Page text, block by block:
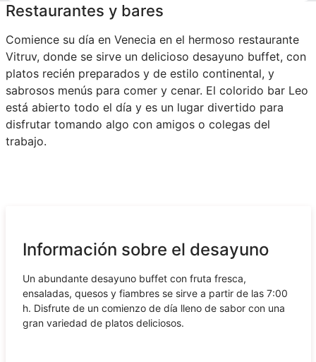
Restaurantes y bares
Comience su día en Venecia en el hermoso restaurante
Vitruv, donde se sirve un delicioso desayuno buffet, con
platos recién preparados y de estilo continental, y
sabrosos menús para comer y cenar. El colorido bar Leo
está abierto todo el día y es un lugar divertido para
disfrutar tomando algo con amigos o colegas del
trabajo.
Información sobre el desayuno
Un abundante desayuno buffet con fruta fresca,
ensaladas, quesos y fiambres se sirve a partir de las 7:00
h. Disfrute de un comienzo de día lleno de sabor con una
gran variedad de platos deliciosos.